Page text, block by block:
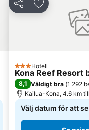
Dela Lägg till i
3 Stjärnor
Hotell
Kona Reef Resort
8,1 Väldigt bra (1 292
Kailua-Kona, 4.6 km
Välj datum för att